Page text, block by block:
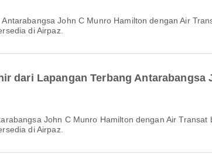
di Airpaz.
dari Lapangan Terbang
di Airpaz.